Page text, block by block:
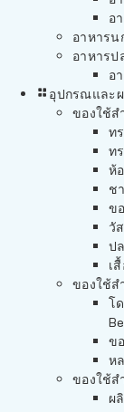
อ
อาหารน
อาหารป
อ
อุปกรณและ
ของใช้ส
ท
ท
ห้
ช
ข
วั
ป
เ
ของใช้ส
โ
ข
ห
ของใช้ส
ผ